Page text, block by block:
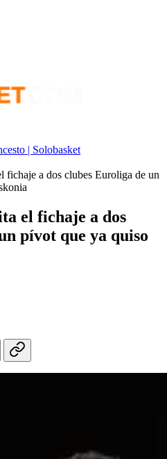
| Solobasket
fichaje a dos clubes Euroliga de un
el fichaje a dos
pívot que ya quiso